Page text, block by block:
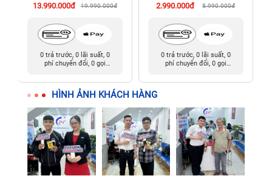
13.990.000đ
19.990.000đ
0 trả trước, 0 lãi suất, 0
phí chuyển đổi, 0 gọi
2.990.000đ
5.990.000đ
0 trả trước, 0 lãi suất, 0
phí chuyển đổi, 0 gọi
HÌNH ẢNH KHÁCH HÀNG